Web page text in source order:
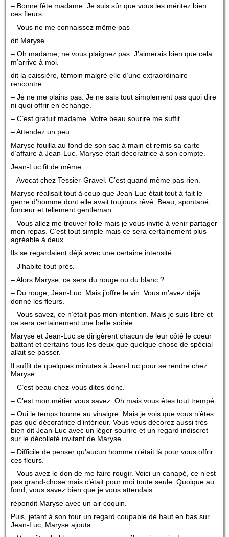
– Bonne fête madame. Je suis sûr que vous les méritez bien
ces fleurs.
– Vous ne me connaissez même pas
dit Maryse.
– Oh madame, ne vous plaignez pas. J’aimerais bien que cela
m’arrive à moi.
dit la caissière, témoin malgré elle d’une extraordinaire
rencontre.
– Je ne me plains pas. Je ne sais tout simplement pas quoi dire
ni quoi offrir en échange.
– C’est gratuit madame. Votre beau sourire me suffit.
– Attendez un peu…
Maryse fouilla au fond de son sac à main et remis sa carte
d’affaire à Jean-Luc. Maryse était décoratrice à son compte.
Jean-Luc fit de même.
– Avocat chez Tessier-Gravel. C’est quand même pas rien.
Maryse réalisait tout à coup que Jean-Luc était tout à fait le
genre d’homme dont elle avait toujours rêvé. Beau, spontané,
fonceur et tellement gentleman.
– Vous allez me trouver folle mais je vous invite à venir partager
mon repas. C’est tout simple mais ce sera certainement plus
agréable à deux.
Ils se regardaient déjà avec une certaine intensité.
– J’habite tout près.
– Alors Maryse, ce sera du rouge ou du blanc ?
– Du rouge, Jean-Luc. Mais j’offre le vin. Vous m’avez déjà
donné les fleurs.
– Vous savez, ce n’était pas mon intention. Mais je suis libre et
ce sera certainement une belle soirée.
Maryse et Jean-Luc se dirigèrent chacun de leur côté le coeur
battant et certains tous les deux que quelque chose de spécial
allait se passer.
Il suffit de quelques minutes à Jean-Luc pour se rendre chez
Maryse.
– C’est beau chez-vous dites-donc.
– C’est mon métier vous savez. Oh mais vous êtes tout trempé.
– Oui le temps tourne au vinaigre. Mais je vois que vous n’êtes
pas que décoratrice d’intérieur. Vous vous décorez aussi très
bien dit Jean-Luc avec un léger sourire et un regard indiscret
sur le décolleté invitant de Maryse.
– Difficile de penser qu’aucun homme n’était là pour vous offrir
ces fleurs.
– Vous avez le don de me faire rougir. Voici un canapé, ce n’est
pas grand-chose mais c’était pour moi toute seule. Quoique au
fond, vous savez bien que je vous attendais.
répondit Maryse avec un air coquin.
Puis, jetant à son tour un regard coupable de haut en bas sur
Jean-Luc, Maryse ajouta